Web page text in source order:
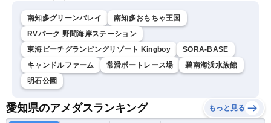
南知多グリーンバレイ
南知多おもちゃ王国
RVパーク 野間海岸ステーション
東海ビーチグランピングリゾート Kingboy
SORA-BASE
キャンドルファーム
常滑ボートレース場
碧南海浜水族館
明石公園
愛知県のアメダスランキング もっと見る